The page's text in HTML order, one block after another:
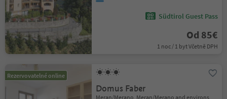
Südtirol Guest Pass
Od 85€
1 noc / 1 byt Včetně DPH
Rezervovatelné online
Domus Faber
Meran/Merano, Meran/Merano and environs